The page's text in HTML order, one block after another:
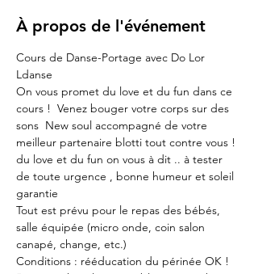
À propos de l'événement
Cours de Danse-Portage avec Do Lor
Ldanse
On vous promet du love et du fun dans ce
cours !  Venez bouger votre corps sur des
sons  New soul accompagné de votre
meilleur partenaire blotti tout contre vous !
du love et du fun on vous à dit .. à tester
de toute urgence , bonne humeur et soleil
garantie
Tout est prévu pour le repas des bébés,
salle équipée (micro onde, coin salon
canapé, change, etc.)
Conditions : rééducation du périnée OK !